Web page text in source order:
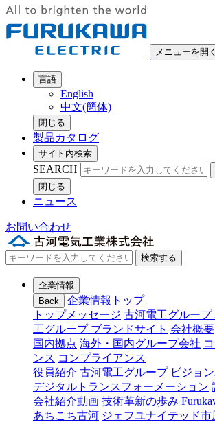
メニューを開く
言語
English
中文(簡体)
閉じる
製品カタログ
サイト内検索
SEARCH
閉じる
ニュース
お問い合わせ
検索する
企業情報
Back
企業情報トップ
トップメッセージ 古河電工グループ
工グループ ブランドサイト 会社概要
国内拠点 海外・国内グループ会社
ンス コンプライアンス
役員紹介 古河電工グループ ビジョン
デジタルトランスフォーメーション
会社紹介動画 技術革新の歩み
あちこち古河 ジェフユナイテッド